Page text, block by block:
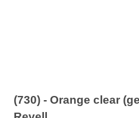
(730) - Orange clear